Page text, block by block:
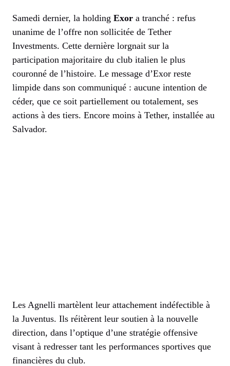
Samedi dernier, la holding Exor a tranché : refus
unanime de l’offre non sollicitée de Tether
Investments. Cette dernière lorgnait sur la
participation majoritaire du club italien le plus
couronné de l’histoire. Le message d’Exor reste
limpide dans son communiqué : aucune intention de
céder, que ce soit partiellement ou totalement, ses
actions à des tiers. Encore moins à Tether, installée au
Salvador.
Les Agnelli martèlent leur attachement indéfectible à
la Juventus. Ils réitèrent leur soutien à la nouvelle
direction, dans l’optique d’une stratégie offensive
visant à redresser tant les performances sportives que
financières du club.